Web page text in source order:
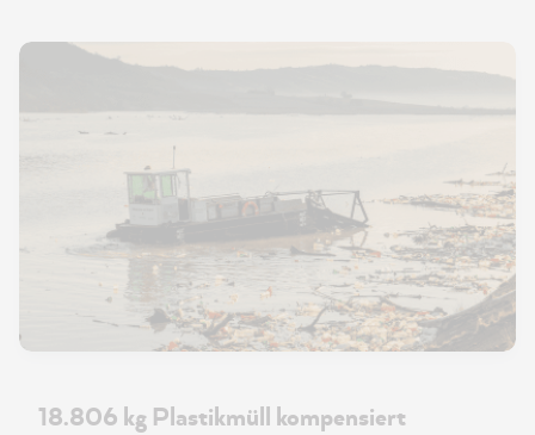
18.806 kg Plastikmüll kompensiert